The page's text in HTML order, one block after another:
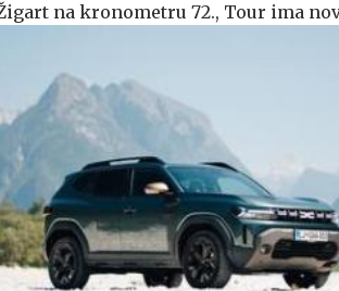
na kronometru 72., Tour ima